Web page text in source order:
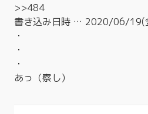
>>484
書き込み日時 … 2020/06/19(
・
・
・
あっ（察し）